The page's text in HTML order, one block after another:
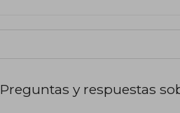
Preguntas y respuestas